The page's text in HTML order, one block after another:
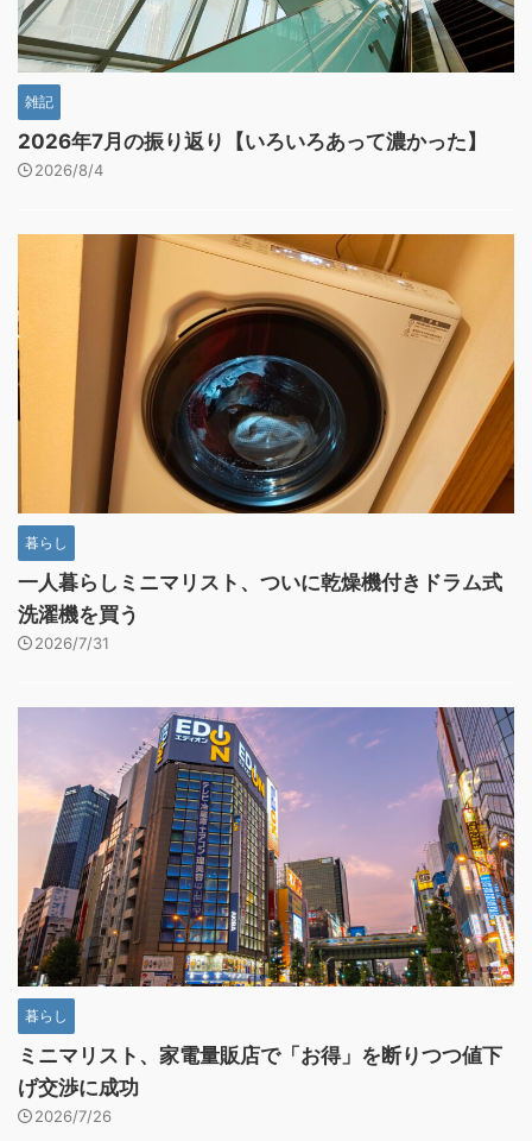
雑記
2026年7月の振り返り【いろいろあって濃かった】
2026/8/4
暮らし
一人暮らしミニマリスト、ついに乾燥機付きドラム式
洗濯機を買う
2026/7/31
暮らし
ミニマリスト、家電量販店で「お得」を断りつつ値下
げ交渉に成功
2026/7/26